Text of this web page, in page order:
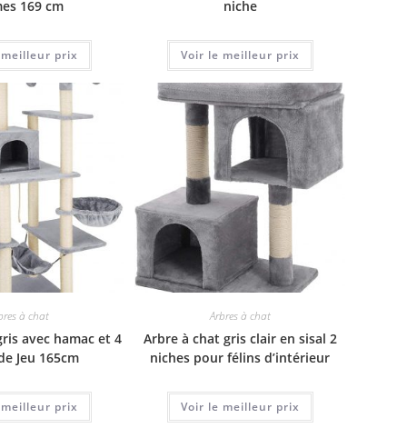
169 cm
prix
niche
Voir le meilleur prix
à chat
avec hamac et 4
Jeu 165cm
prix
Arbres à chat
Arbre à chat gris clair en sisal 2
niches pour félins d’intérieur
Voir le meilleur prix